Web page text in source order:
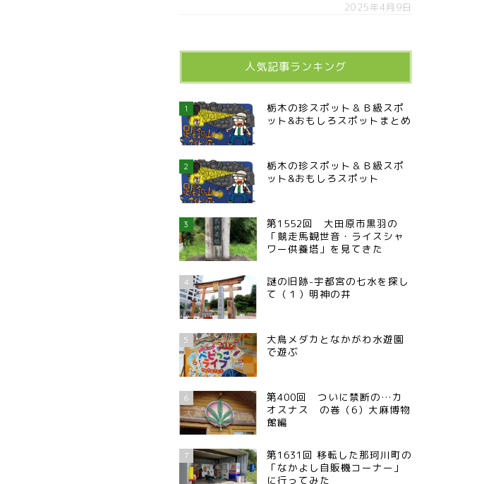
2025年4月9日
人気記事ランキング
1
栃木の珍スポット＆Ｂ級スポ
ット&おもしろスポットまとめ
2
栃木の珍スポット＆Ｂ級スポ
ット&おもしろスポット
3
第1552回 大田原市黒羽の
「競走馬観世音・ライスシャ
ワー供養塔」を見てきた
4
謎の旧跡-宇都宮の七水を探し
て（１）明神の井
5
大鳥メダカとなかがわ水遊園
で遊ぶ
6
第400回 ついに禁断の…カ
オスナス の巻（6）大麻博物
館編
7
第1631回 移転した那珂川町の
「なかよし自販機コーナー」
に行ってみた